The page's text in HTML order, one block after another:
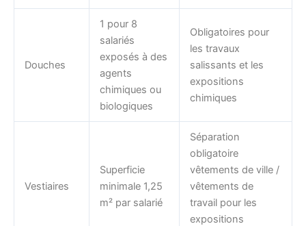
Douches
1 pour 8
salariés
exposés à des
agents
chimiques ou
biologiques
Obligatoires pour
les travaux
salissants et les
expositions
chimiques
Vestiaires
Superficie
minimale 1,25
m² par salarié
Séparation
obligatoire
vêtements de ville /
vêtements de
travail pour les
expositions